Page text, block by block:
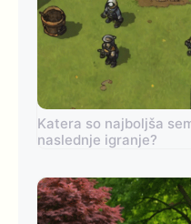
Katera so najboljša
naslednje igranje?